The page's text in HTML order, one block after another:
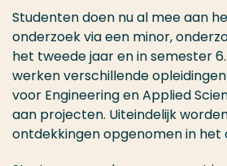
Studenten doen nu al mee aan
onderzoek via een minor,
het tweede jaar en in semester
werken verschillende
voor Engineering en Applied
aan projecten. Uiteindelijk
ontdekkingen opgenomen in het